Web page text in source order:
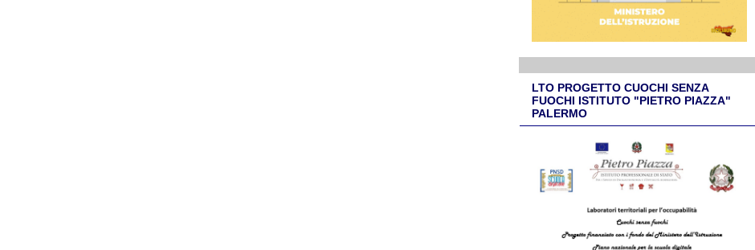
LTO PROGETTO CUOCHI SENZA
FUOCHI ISTITUTO "PIETRO PIAZZA"
PALERMO